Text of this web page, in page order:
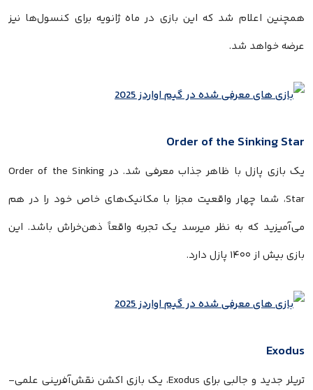
همچنین اعلام شد که این بازی در ماه ژانویه برای کنسول‌ها نیز
عرضه خواهد شد.
Order of the Sinking Star
یک بازی پازل با ظاهر جذاب معرفی شد. در Order of the Sinking
Star، شما چهار واقعیت مجزا با مکانیک‌های خاص خود را در هم
می‌آمیزید که به نظر میرسد یک تجربه واقعاً ذهن‌خراش باشد. این
بازی بیش از ۱۴۰۰ پازل دارد.
Exodus
تریلر جدید و جالبی برای Exodus، یک بازی اکشن نقش‌آفرینی علمی-